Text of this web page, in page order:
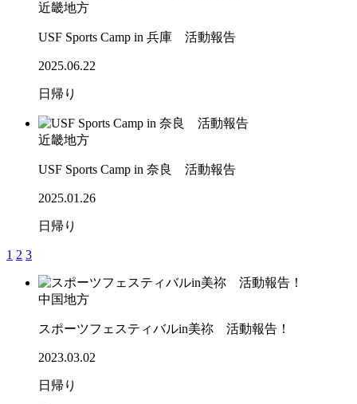
近畿地方
USF Sports Camp in 兵庫 活動報告
2025.06.22
日帰り
近畿地方
USF Sports Camp in 奈良 活動報告
2025.01.26
日帰り
1 2 3
中国地方
スポーツフェスティバルin美祢 活動報告！
2023.03.02
日帰り